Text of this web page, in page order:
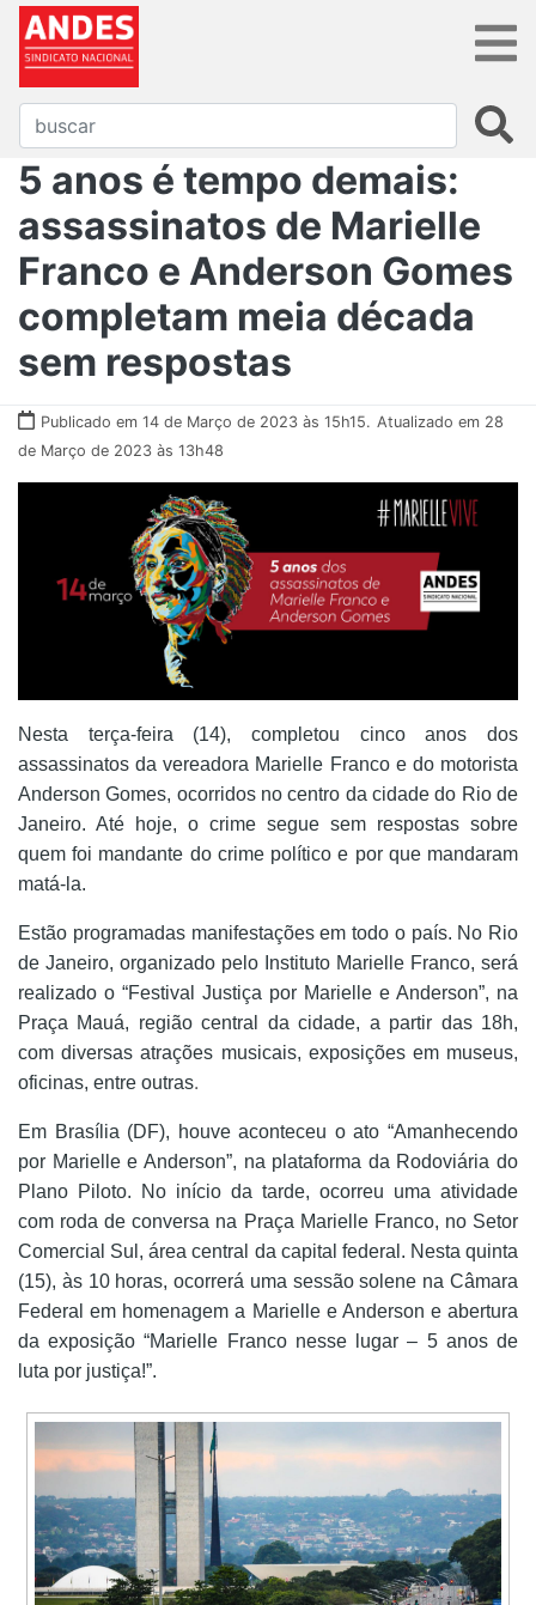
5 anos é tempo demais:
assassinatos de Marielle
Franco e Anderson Gomes
completam meia década
sem respostas
Publicado em 14 de Março de 2023 às 15h15. Atualizado em 28
de Março de 2023 às 13h48
Nesta terça-feira (14), completou cinco anos dos
assassinatos da vereadora Marielle Franco e do motorista
Anderson Gomes, ocorridos no centro da cidade do Rio de
Janeiro. Até hoje, o crime segue sem respostas sobre
quem foi mandante do crime político e por que mandaram
matá-la.
Estão programadas manifestações em todo o país. No Rio
de Janeiro, organizado pelo Instituto Marielle Franco, será
realizado o “Festival Justiça por Marielle e Anderson”, na
Praça Mauá, região central da cidade, a partir das 18h,
com diversas atrações musicais, exposições em museus,
oficinas, entre outras.
Em Brasília (DF), houve aconteceu o ato “Amanhecendo
por Marielle e Anderson”, na plataforma da Rodoviária do
Plano Piloto. No início da tarde, ocorreu uma atividade
com roda de conversa na Praça Marielle Franco, no Setor
Comercial Sul, área central da capital federal. Nesta quinta
(15), às 10 horas, ocorrerá uma sessão solene na Câmara
Federal em homenagem a Marielle e Anderson e abertura
da exposição “Marielle Franco nesse lugar – 5 anos de
luta por justiça!”.